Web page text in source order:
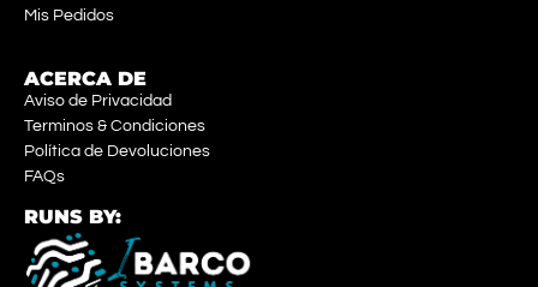
Mis Pedidos
ACERCA DE
Aviso de Privacidad
Terminos & Condiciones
Política de Devoluciones
FAQs
RUNS BY: